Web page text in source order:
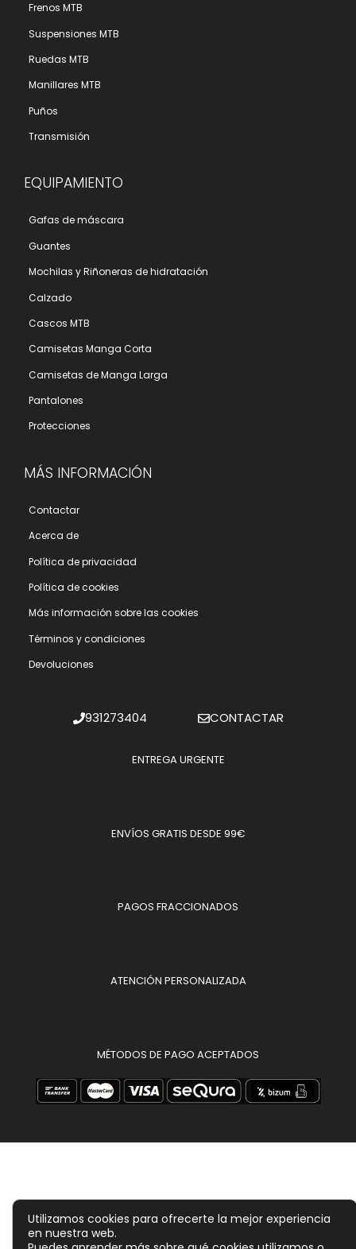
Frenos MTB
Suspensiones MTB
Ruedas MTB
Manillares MTB
Puños
Transmisión
EQUIPAMIENTO
Gafas de máscara
Guantes
Mochilas y Riñoneras de hidratación
Calzado
Cascos MTB
Camisetas Manga Corta
Camisetas de Manga Larga
Pantalones
Protecciones
MÁS INFORMACIÓN
Contactar
Acerca de
Polí­tica de privacidad
Polí­tica de cookies
Más información sobre las cookies
Términos y condiciones
Devoluciones
931273404 CONTACTAR
ENTREGA URGENTE
ENVÍOS GRATIS DESDE 99€
PAGOS FRACCIONADOS
ATENCIÓN PERSONALIZADA
MÉTODOS DE PAGO ACEPTADOS
Utilizamos cookies para ofrecerte la mejor experiencia
en nuestra web.